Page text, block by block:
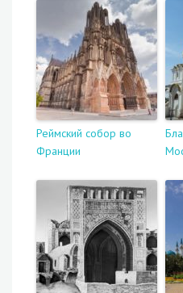
Реймский собор во
Франции